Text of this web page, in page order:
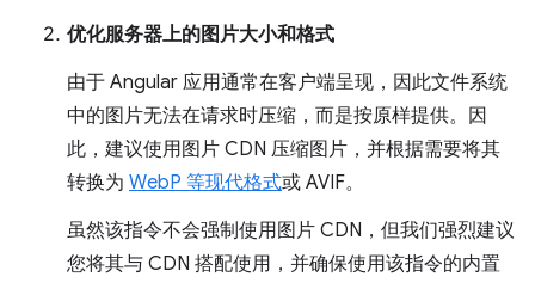
优化服务器上的图片大小和格式
由于 Angular 应用通常在客户端呈现，因此文件系统
中的图片无法在请求时压缩，而是按原样提供。因
此，建议使用图片 CDN 压缩图片，并根据需要将其
转换为 WebP 等现代格式或 AVIF。
虽然该指令不会强制使用图片 CDN，但我们强烈建议
您将其与 CDN 搭配使用，并确保使用该指令的内置